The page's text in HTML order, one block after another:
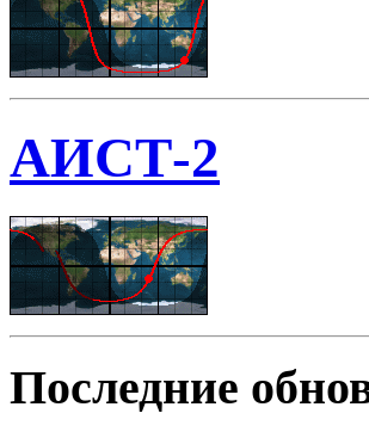
АИСТ-2
Последние